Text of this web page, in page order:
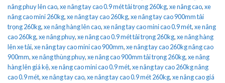
nâng phuy lên cao,xe nâng tay cao 0.9 mét tải trọng 260kg,xe nâng cao,xe
nâng cao mini 260kg,xe nâng tay cao 260kg,xe nâng tay cao 900mm tải
trọng 260kg,xe nâng hàng lên cao,xe nâng tay cao mini cao 0.9 mét,xe nâng
cao 260kg,xe nâng phuy,xe nâng cao 0.9 mét tải trọng 260kg,xe nâng hàng
lên xe tải,xe nâng tay cao mini cao 900mm,xe nâng tay cao 260kg nâng cao
900mm,xe nâng thùng phuy,xe nâng cao 900mm tải trọng 260kg,xe nâng
hàng lên giá kệ,xe nâng cao mini cao 0.9 mét,xe nâng tay cao 260kg nâng
cao 0.9 mét,xe nâng tay cao,xe nâng tay cao 0.9 mét 260kg,xe nâng cao giá